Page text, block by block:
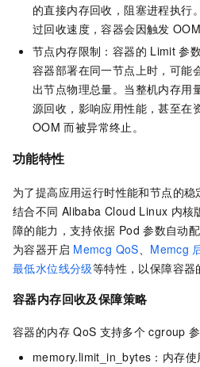
的直接内存回收，阻塞进程执行
过回收速度，容器会因触发 OOM
节点内存限制：容器的 Limit 参
容器部署在同一节点上时，可能
出节点物理总量。当整机内存用
源回收，影响应用性能，甚至在
OOM 而被异常终止。
功能特性
为了提高应用运行时性能和节点的稳
结合不同 Alibaba Cloud Linux 内核
障的能力，支持依据 Pod 参数自动
为容器开启 Memcg QoS Memcg
最低水位线分级等特性，以保障容器
容器内存回收及保障策略
容器的内存 QoS 支持多个 cgroup
memory.limit_in_bytes：内存使